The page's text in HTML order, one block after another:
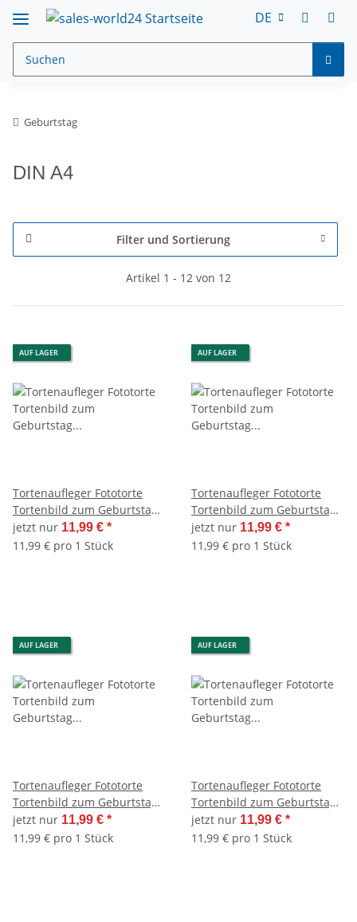
DE
Geburtstag
DIN A4
Filter und Sortierung
Artikel 1 - 12 von 12
AUF LAGER
Tortenaufleger Fototorte
Tortenbild zum Geburtstag
Buchform DIN A4 G25
(Zuckerpapier)
jetzt nur 11,99 € *
11,99 € pro 1 Stück
AUF LAGER
Tortenaufleger Fototorte
Tortenbild zum Geburtstag
Buchform DIN A4 G26
(Zuckerpapier)
jetzt nur 11,99 € *
11,99 € pro 1 Stück
AUF LAGER
Tortenaufleger Fototorte
Tortenbild zum Geburtstag
Buchform DIN A4 G27
(Zuckerpapier)
jetzt nur 11,99 € *
11,99 € pro 1 Stück
AUF LAGER
Tortenaufleger Fototorte
Tortenbild zum Geburtstag
Buchform DIN A4 G28
(Zuckerpapier)
jetzt nur 11,99 € *
11,99 € pro 1 Stück